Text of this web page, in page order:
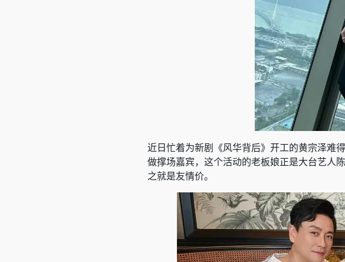
近日忙着为新剧《风华背后》开工的黄宗泽难
做撑场嘉宾，这个活动的老板娘正是大台艺人
之就是友情价。